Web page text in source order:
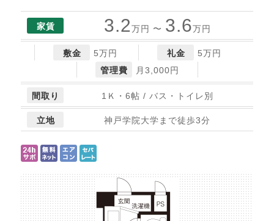
家賃 3.2万円 〜 3.6万円
敷金 5万円 礼金
5万円
管理費
月3,000円
間取り 1Ｋ・6帖 / バス・トイレ別
立地 神戸学院大学まで徒歩3分